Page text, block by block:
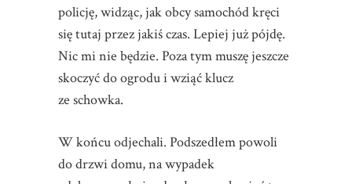
policję, widząc, jak obcy samochód kręci
się tutaj przez jakiś czas. Lepiej już pójdę.
Nic mi nie będzie. Poza tym muszę jeszcze
skoczyć do ogrodu i wziąć klucz
ze schowka.
W końcu odjechali. Podszedłem powoli
do drzwi domu, na wypadek